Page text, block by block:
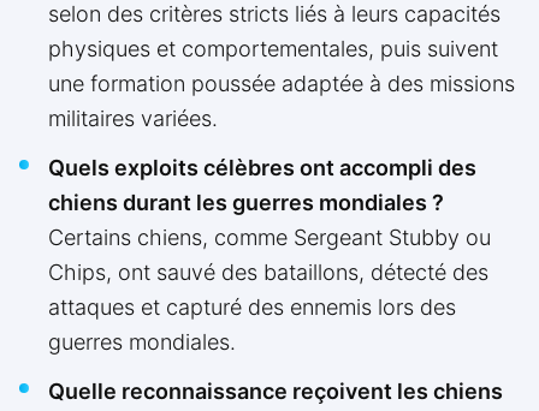
selon des critères stricts liés à leurs capacités
physiques et comportementales, puis suivent
une formation poussée adaptée à des missions
militaires variées.
Quels exploits célèbres ont accompli des
chiens durant les guerres mondiales ?
Certains chiens, comme Sergeant Stubby ou
Chips, ont sauvé des bataillons, détecté des
attaques et capturé des ennemis lors des
guerres mondiales.
Quelle reconnaissance reçoivent les chiens